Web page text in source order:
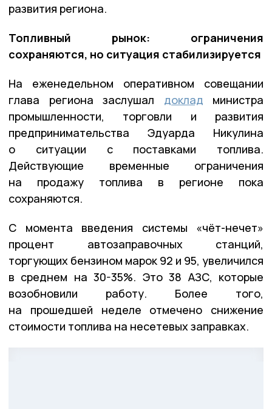
развития региона.
Топливный рынок: ограничения
сохраняются, но ситуация стабилизируется
На еженедельном оперативном совещании
глава региона заслушал доклад министра
промышленности, торговли и развития
предпринимательства Эдуарда Никулина
о ситуации с поставками топлива.
Действующие временные ограничения
на продажу топлива в регионе пока
сохраняются.
С момента введения системы «чёт-нечет»
процент автозаправочных станций,
торгующих бензином марок 92 и 95, увеличился
в среднем на 30-35%. Это 38 АЗС, которые
возобновили работу. Более того,
на прошедшей неделе отмечено снижение
стоимости топлива на несетевых заправках.